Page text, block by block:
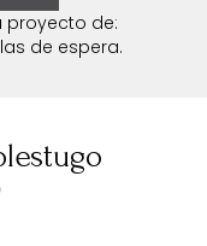
proyecto de:
de espera.